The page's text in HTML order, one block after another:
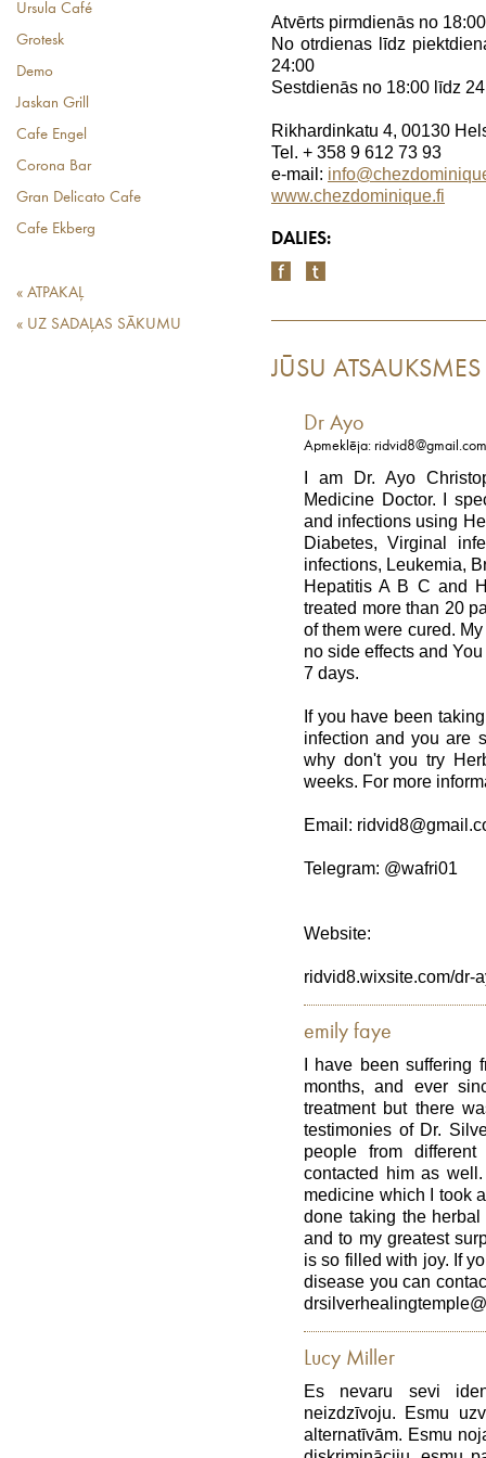
Ursula Café
Grotesk
Demo
Jaskan Grill
Cafe Engel
Corona Bar
Gran Delicato Cafe
Cafe Ekberg
« ATPAKAĻ
« UZ SADAĻAS SĀKUMU
Atvērts pirmdienās no
No otrdienas līdz
24:00
Sestdienās no 18:00 līdz
Rikhardinkatu 4, 00130
Tel. + 358 9 612 73 93
e-mail:
www.chezdominique.fi
DALIES:
JŪSU ATSAUKSMES
Dr Ayo
Apmeklēja: ridvid8@gmail.com
I am Dr. Ayo
Medicine Doctor. I
and infections using
Diabetes, Virginal
infections, Leukemia,
Hepatitis A B C and
treated more than 20
of them were cured.
no side effects and
7 days.
If you have been
infection and you are
why don't you try
weeks. For more
Email:
Telegram: @wafri01
Website:
ridvid8.wixsite.com/dr-
emily faye
I have been
months, and ever
treatment but there
testimonies of Dr.
people from
contacted him as
medicine which I took
done taking the
and to my greatest
is so filled with joy. If
disease you can
Lucy Miller
Es nevaru sevi
neizdzīvoju. Esmu
alternatīvām. Esmu